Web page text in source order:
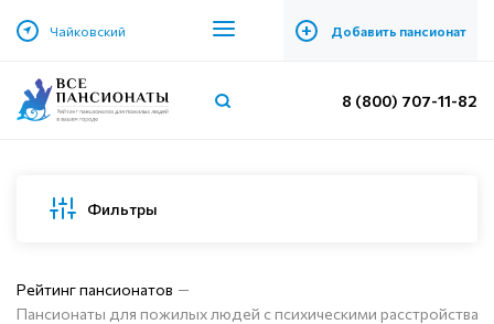
Чайковский + Добавить пансионат
8 (800) 707-11-82
Фильтры
Рейтинг пансионатов
Пансионаты для пожилых людей с психическими